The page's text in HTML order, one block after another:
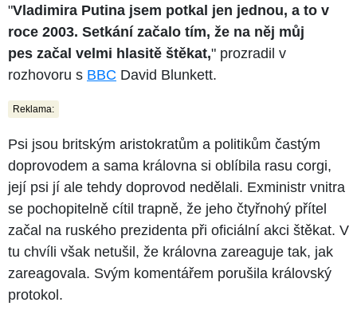
"Vladimira Putina jsem potkal jen jednou, a to v
roce 2003. Setkání začalo tím, že na něj můj
pes začal velmi hlasitě štěkat," prozradil v
rozhovoru s BBC David Blunkett.
Reklama:
Psi jsou britským aristokratům a politikům častým
doprovodem a sama královna si oblíbila rasu corgi,
její psi jí ale tehdy doprovod nedělali. Exministr vnitra
se pochopitelně cítil trapně, že jeho čtyřnohý přítel
začal na ruského prezidenta při oficiální akci štěkat. V
tu chvíli však netušil, že královna zareaguje tak, jak
zareagovala. Svým komentářem porušila královský
protokol.